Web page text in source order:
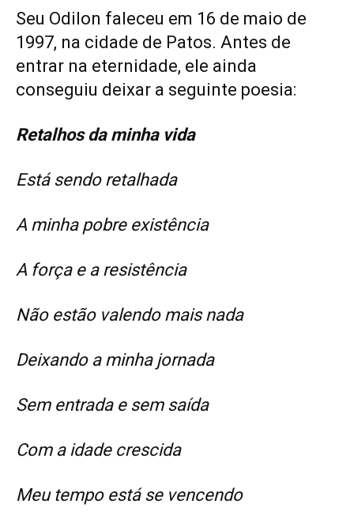
Seu Odilon faleceu em 16 de maio de
1997, na cidade de Patos. Antes de
entrar na eternidade, ele ainda
conseguiu deixar a seguinte poesia:
Retalhos da minha vida
Está sendo retalhada
A minha pobre existência
A força e a resistência
Não estão valendo mais nada
Deixando a minha jornada
Sem entrada e sem saída
Com a idade crescida
Meu tempo está se vencendo